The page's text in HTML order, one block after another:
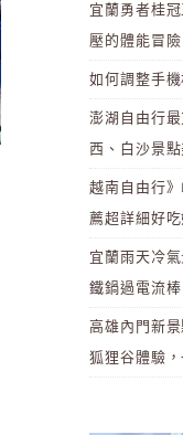
宜蘭勇者桂
壓的體能冒險
如何調整手
澎湖自由行
西、白沙景
越南自由行
薦超詳細好
宜蘭雨天冷
鐵鍋過電流
高雄內門新
狐狸谷體驗，